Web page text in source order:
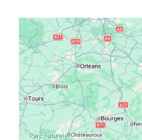
Hospitaals en
Kastelen en gebouwen
Kunst
Markten
Musea
Spoorfiets
Toeren
Uitstapjes